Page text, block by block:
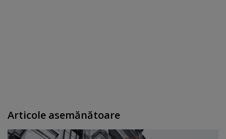
Articole asemănătoare